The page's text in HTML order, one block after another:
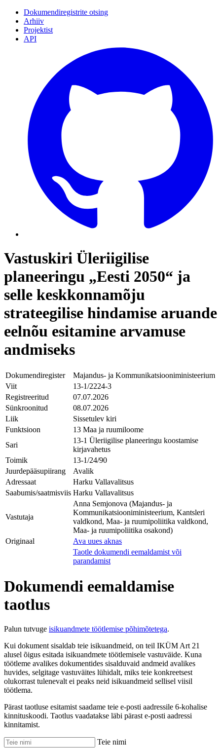
Dokumendiregistrite otsing
Arhiiv
Projektist
API
Vastuskiri Üleriigilise
planeeringu „Eesti 2050“ ja
selle keskkonnamõju
strateegilise hindamise aruande
eelnõu esitamine arvamuse
andmiseks
Dokumendiregister
Majandus- ja Kommunikatsiooniministeerium
Viit
13-1/2224-3
Registreeritud
07.07.2026
Sünkroonitud
08.07.2026
Liik
Sissetulev kiri
Funktsioon
13 Maa ja ruumiloome
Sari
13-1 Üleriigilise planeeringu koostamise
kirjavahetus
Toimik
13-1/24/90
Juurdepääsupiirang
Avalik
Adressaat
Harku Vallavalitsus
Saabumis/saatmisviis Harku Vallavalitsus
Vastutaja
Anna Semjonova (Majandus- ja
Kommunikatsiooniministeerium, Kantsleri
valdkond, Maa- ja ruumipoliitika valdkond,
Maa- ja ruumipoliitika osakond)
Originaal
Ava uues aknas
Taotle dokumendi eemaldamist või
parandamist
Dokumendi eemaldamise
taotlus
Palun tutvuge isikuandmete töötlemise põhimõtetega.
Kui dokument sisaldab teie isikuandmeid, on teil IKÜM Art 21
alusel õigus esitada isikuandmete töötlemisele vastuväide. Kuna
töötleme avalikes dokumentides sisalduvaid andmeid avalikes
huvides, selgitage vastuväites lühidalt, miks teie konkreetsest
olukorrast tulenevalt ei peaks neid isikuandmeid sellisel viisil
töötlema.
Pärast taotluse esitamist saadame teie e-posti aadressile 6-kohalise
kinnituskoodi. Taotlus vaadatakse läbi pärast e-posti aadressi
kinnitamist.
Teie nimi